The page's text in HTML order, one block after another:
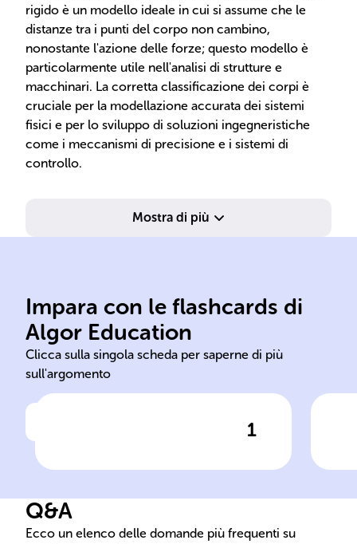
rigido è un modello ideale in cui si assume che le
distanze tra i punti del corpo non cambino,
nonostante l'azione delle forze; questo modello è
particolarmente utile nell'analisi di strutture e
macchinari. La corretta classificazione dei corpi è
cruciale per la modellazione accurata dei sistemi
fisici e per lo sviluppo di soluzioni ingegneristiche
come i meccanismi di precisione e i sistemi di
controllo.
Mostra di più
Impara con le flashcards di
Algor Education
Clicca sulla singola scheda per saperne di più
sull'argomento
1
Studio del moto dei corpi
senza considerare le forze
che lo causano, analizza
Q&A
Ecco un elenco delle domande più frequenti su